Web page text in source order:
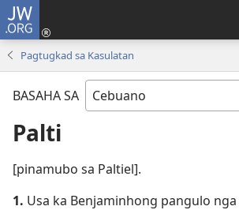
JW.ORG
Pagtugkad sa Kasulatan
BASAHA SA
Palti
[pinamubo sa Paltiel].
1. Usa ka Benjaminhong pangulo